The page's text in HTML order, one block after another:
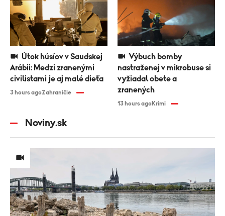
Arábii: Medzi zranenými
civilistami je aj malé dieťa
3 hours agoZahraničie
nastraženej v mikrobuse si
vyžiadal obete a
zranených
13 hours agoKrimi
Noviny.sk